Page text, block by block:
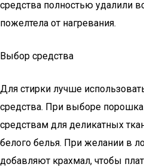
средства полностью удалили
пожелтела от нагревания.
Выбор средства
Для стирки лучше
средства. При выборе
средствам для деликатных
белого белья. При желании в
добавляют крахмал, чтобы